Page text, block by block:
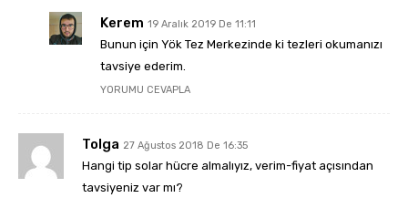
Kerem 19 Aralık 2019 De 11:11
Bunun için Yök Tez Merkezinde ki tezleri okumanızı
tavsiye ederim.
YORUMU CEVAPLA
Tolga 27 Ağustos 2018 De 16:35
Hangi tip solar hücre almalıyız, verim-fiyat açısından
tavsiyeniz var mı?